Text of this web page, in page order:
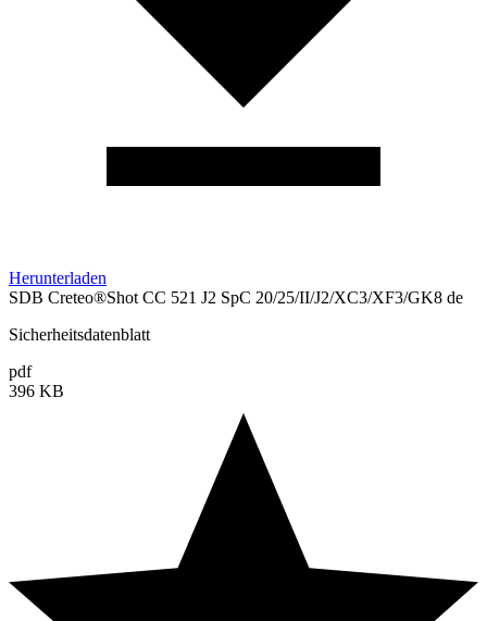
Herunterladen
SDB Creteo®Shot CC 521 J2 SpC 20/25/II/J2/XC3/XF3/GK8 de
Sicherheitsdatenblatt
pdf
396 KB